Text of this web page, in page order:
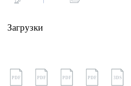
Загрузки
PDF PDF PDF PDF 3DS